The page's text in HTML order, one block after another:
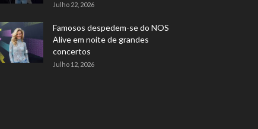
Julho 22, 2026
Famosos despedem-se do NOS
Alive em noite de grandes
concertos
Julho 12, 2026